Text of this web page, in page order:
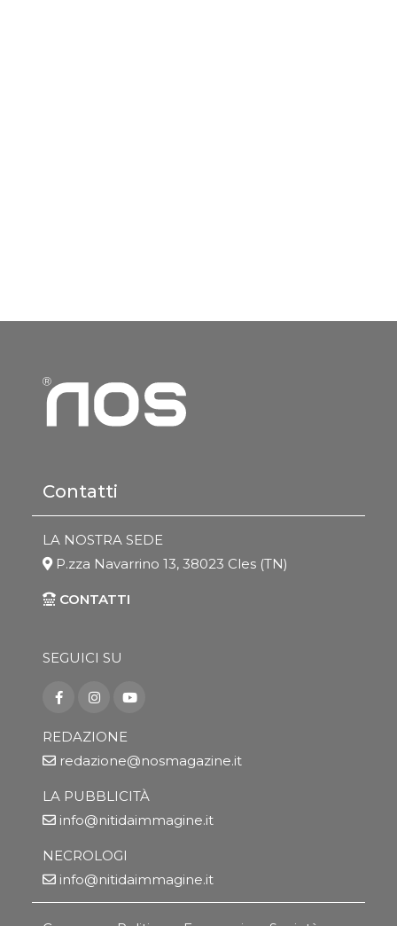
Contatti
LA NOSTRA SEDE
P.zza Navarrino 13, 38023 Cles (TN)
CONTATTI
SEGUICI SU
REDAZIONE
redazione@nosmagazine.it
LA PUBBLICITÀ
info@nitidaimmagine.it
NECROLOGI
info@nitidaimmagine.it